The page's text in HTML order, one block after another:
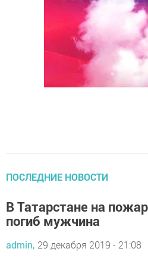
ПОСЛЕДНИЕ НОВОСТИ
В Татарстане на
погиб мужчина
admin, 29 декабря 2019 - 21:08